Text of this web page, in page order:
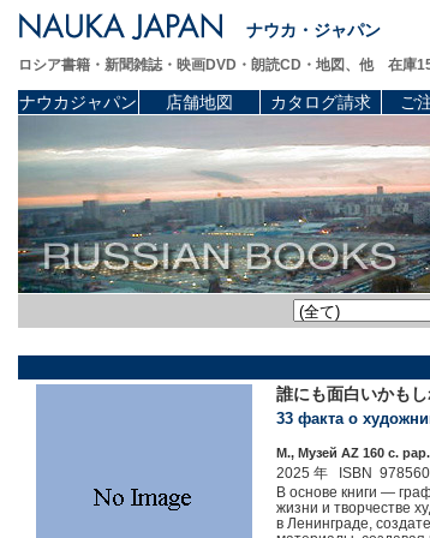
ナウカ・ジャパン
ロシア書籍・新聞雑誌・映画DVD・朗読CD・地図、他 在庫
ナウカジャパン 店舗地図 カタログ請求 ご
誰にも面白いかも
33 факта о
М., Музей AZ 160 c. pap.
2025 年 ISBN
В основе книги —
жизни и творчестве
в Ленинграде,